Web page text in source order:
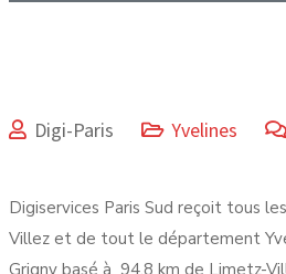
Digi-Paris Yvelines
Digiservices Paris Sud reçoit tous
Villez et de tout le département
Grigny basé à 94,8 km de Limetz-